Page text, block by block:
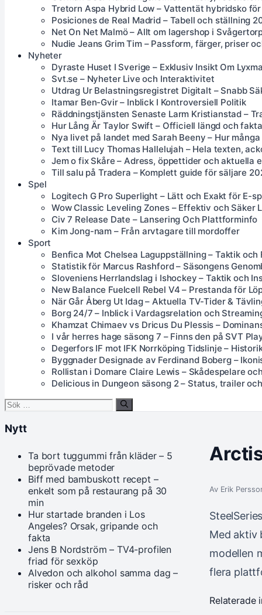
Tretorn Aspa Hybrid Low – Vattentät hybridsko
Posiciones de Real Madrid – Tabell och ställning
Net On Net Malmö – Allt om lagershop i
Nudie Jeans Grim Tim – Passform, färger, priser
Nyheter
Dyraste Huset I Sverige – Exklusiv Insikt Om
Svt.se – Nyheter Live och Interaktivitet
Utdrag Ur Belastningsregistret Digitalt – Snabb
Itamar Ben-Gvir – Inblick I Kontroversiell Politik
Räddningstjänsten Senaste Larm Kristianstad –
Hur Lång Är Taylor Swift – Officiell längd och fakta
Nya livet på landet med Sarah Beeny – Hur
Text till Lucy Thomas Hallelujah – Hela texten,
Jem o fix Skåre – Adress, öppettider och aktuella
Till salu på Tradera – Komplett guide för säljare
Spel
Logitech G Pro Superlight – Lätt och Exakt för E-
Wow Classic Leveling Zones – Effektiv och Säker
Civ 7 Release Date – Lansering Och Plattforminfo
Kim Jong-nam – Från arvtagare till mordoffer
Sport
Benfica Mot Chelsea Laguppställning – Taktik och
Statistik för Marcus Rashford – Säsongens
Sloveniens Herrlandslag i Ishockey – Taktik och
New Balance Fuelcell Rebel V4 – Prestanda för
När Går Åberg Ut Idag – Aktuella TV-Tider &
Borg 24/7 – Inblick i Vardagsrelation och
Khamzat Chimaev vs Dricus Du Plessis –
I vår herres hage säsong 7 – Finns den på SVT
Degerfors IF mot IFK Norrköping Tidslinje –
Byggnader Designade av Ferdinand Boberg –
Rollistan i Domare Claire Lewis – Skådespelare
Delicious in Dungeon säsong 2 – Status, trailer
Sök
Av Erik
Med aktiv
modellen
flera
Relaterade
Nytt
Ta bort tuggummi från kläder – 5
beprövade metoder
Biff med bambuskott recept –
enkelt som på restaurang på 30
min
Hur startade branden i Los
Angeles? Orsak, gripande och
fakta
Jens B Nordström – TV4-profilen
friad för sexköp
Alvedon och alkohol samma dag –
risker och råd